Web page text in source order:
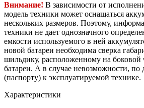
Внимание! В зависимости от
модель техники может оснащаться
нескольких размеров. Поэтому,
техники не дает однозначного
емкости используемого в ней
новой батареи необходима сверка
шильдику, расположенному на боковой
батареи. А в случае невозможности, по
(паспорту) к эксплуатируемой технике.
Характеристики